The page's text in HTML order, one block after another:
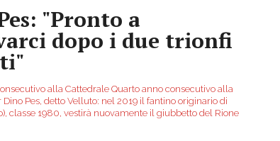
"Pronto a
dopo i due trionfi
alla Cattedrale Quarto anno consecutivo alla
Pes, detto Velluto: nel 2019 il fantino originario di
classe 1980, vestirà nuovamente il giubbetto del Rione